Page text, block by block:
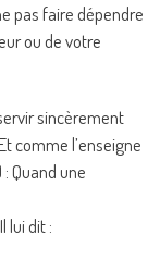
pas faire dépendre
ou de votre
sincèrement
comme l’enseigne
Quand une
lui dit :